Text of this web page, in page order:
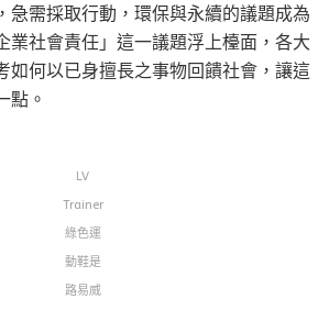
急需採取行動，環保與永續的議題成為
業社會責任」這一議題浮上檯面，各大
如何以已身擅長之事物回饋社會，讓這
點。
LV
Trainer
綠色運
動鞋是
路易威